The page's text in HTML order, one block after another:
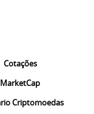
Cotações
MarketCap
Criptomoedas